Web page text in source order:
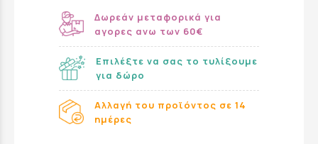
Δωρεάν μεταφορικά για
αγορες ανω των 60€
Επιλέξτε να σας το τυλίξουμε
για δώρο
Αλλαγή του προϊόντος σε 14
ημέρες